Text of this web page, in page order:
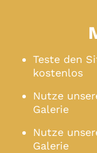
Teste den
kostenlos
Nutze
Galerie
Nutze
Galerie